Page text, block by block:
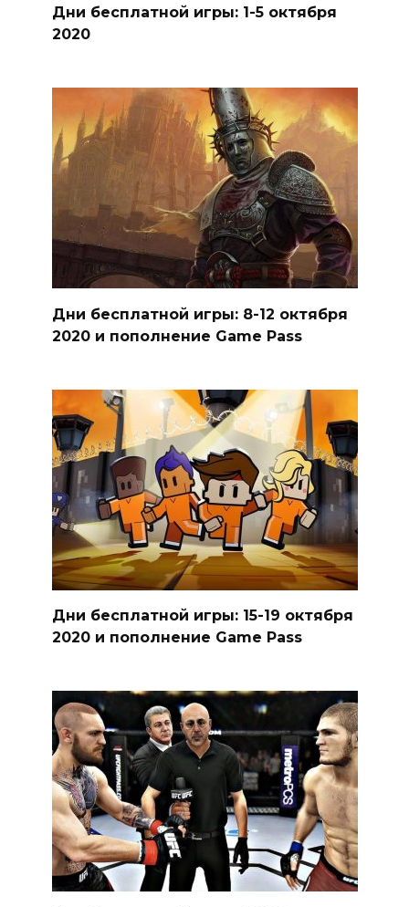
Дни бесплатной игры: 1-5 октября
2020
Дни бесплатной игры: 8-12 октября
2020 и пополнение Game Pass
Дни бесплатной игры: 15-19 октября
2020 и пополнение Game Pass